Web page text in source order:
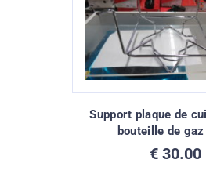
Support plaque de
bouteille de
€ 30.00